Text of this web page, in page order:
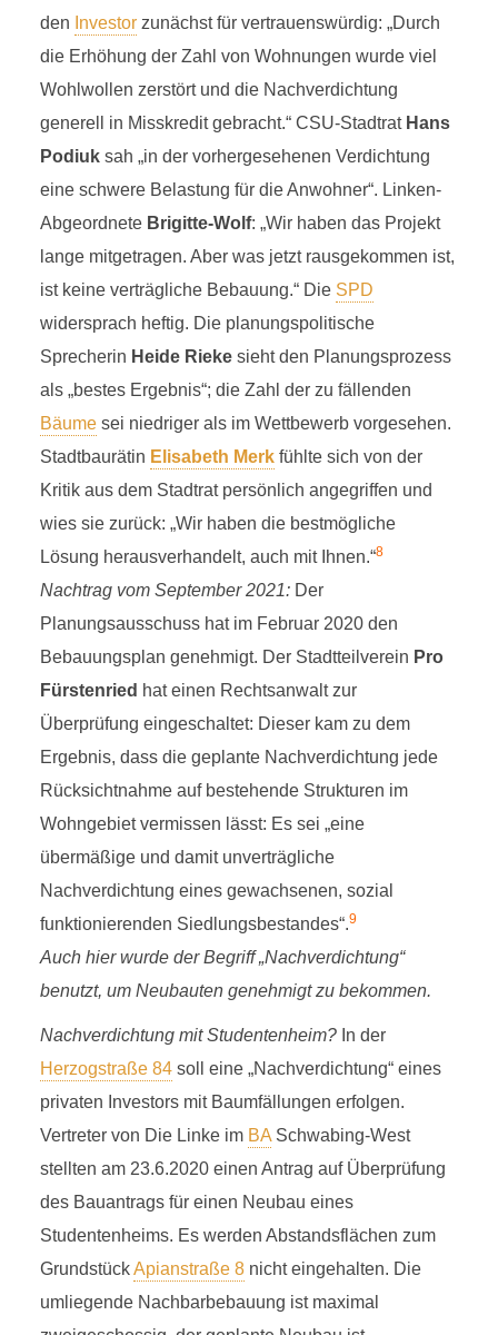
NACHVERDICHTUNG
den Investorzunächst für vertrauenswürdig: „Durch
die Erhöhung der Zahl von Wohnungen wurde viel
Wohlwollen zerstört und die Nachverdichtung
generell in Misskredit gebracht.“ CSU-Stadtrat Hans
Podiuksah „in der vorhergesehenen Verdichtung
eine schwere Belastung für die Anwohner“. Linken-
Abgeordnete Brigitte-Wolf: „Wir haben das Projekt
lange mitgetragen. Aber was jetzt rausgekommen ist,
ist keine verträgliche Bebauung.“ Die SPD
widersprach heftig. Die planungspolitische
Sprecherin Heide Riekesieht den Planungsprozess
als „bestes Ergebnis“; die Zahl der zu fällenden
Bäumesei niedriger als im Wettbewerb vorgesehen.
Stadtbaurätin Elisabeth Merkfühlte sich von der
Kritik aus dem Stadtrat persönlich angegriffen und
wies sie zurück: „Wir haben die bestmögliche
Lösung herausverhandelt, auch mit Ihnen.“8
Nachtrag vom September 2021: Der
Planungsausschuss hat im Februar 2020 den
Bebauungsplan genehmigt. Der Stadtteilverein Pro
Fürstenried hat einen Rechtsanwalt zur
Überprüfung eingeschaltet: Dieser kam zu dem
Ergebnis, dass die geplante Nachverdichtung jede
Rücksichtnahme auf bestehende Strukturen im
Wohngebiet vermissen lässt: Es sei „eine
übermäßige und damit unverträgliche
Nachverdichtung eines gewachsenen, sozial
funktionierenden Siedlungsbestandes“.9
Auch hier wurde der Begriff „Nachverdichtung“
benutzt, um Neubauten genehmigt zu bekommen.
Nachverdichtung mit Studentenheim?In der
Herzogstraße 84soll eine „Nachverdichtung“ eines
privaten Investors mit Baumfällungen erfolgen.
Vertreter von Die Linke im BASchwabing-West
stellten am 23.6.2020 einen Antrag auf Überprüfung
des Bauantrags für einen Neubau eines
Studentenheims. Es werden Abstandsflächen zum
GrundstückApianstraße 8nicht eingehalten. Die
umliegende Nachbarbebauung ist maximal